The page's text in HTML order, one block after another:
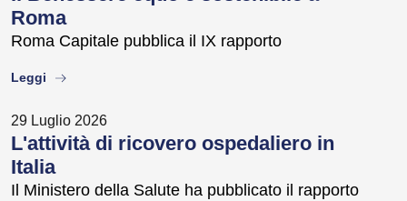
Roma
Roma Capitale pubblica il IX rapporto
Leggi about
29 Luglio 2026
L'attività di ricovero ospedaliero in
Italia
Il Ministero della Salute ha pubblicato il rapporto